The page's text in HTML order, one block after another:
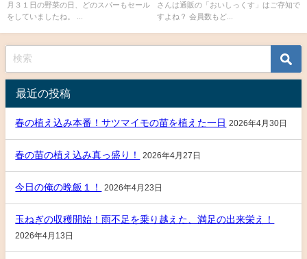
月３１日の野菜の日、どのスパーもセール
をしていましたね。 ...
さんは通販の「おいしっくす」はご存知で
すよね？ 会員数もど...
最近の投稿
春の植え込み本番！サツマイモの苗を植えた一日 2026年4月30日
春の苗の植え込み真っ盛り！ 2026年4月27日
今日の俺の晩飯１！ 2026年4月23日
玉ねぎの収穫開始！雨不足を乗り越えた、満足の出来栄え！
2026年4月13日